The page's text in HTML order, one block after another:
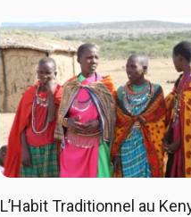
L’Habit Traditionnel au